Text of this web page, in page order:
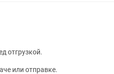
отгрузкой.
или отправке.